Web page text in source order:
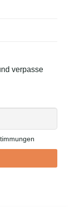
verpasse